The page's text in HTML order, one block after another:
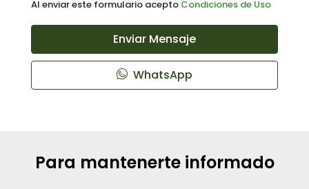
Al enviar este formulario acepto Condiciones de Uso
Enviar Mensaje
WhatsApp
Para mantenerte informado